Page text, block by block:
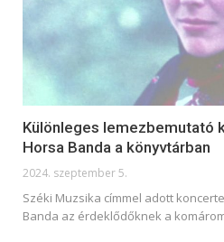
Különleges lemezbemutató
Horsa Banda a könyvtárban
2024. szeptember 5.
Széki Muzsika címmel adott
Banda az érdeklődőknek a